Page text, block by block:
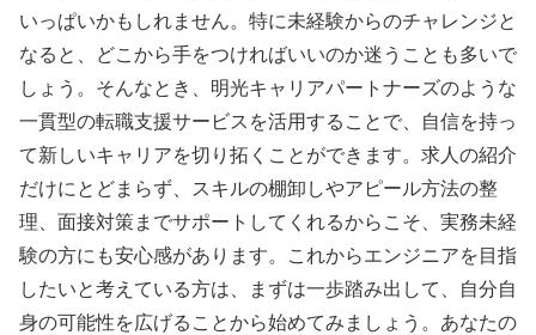
いっぱいかもしれません。特に未経験からのチャレンジと
なると、どこから手をつければいいのか迷うことも多いで
しょう。そんなとき、明光キャリアパートナーズのような
一貫型の転職支援サービスを活用することで、自信を持っ
て新しいキャリアを切り拓くことができます。求人の紹介
だけにとどまらず、スキルの棚卸しやアピール方法の整
理、面接対策までサポートしてくれるからこそ、実務未経
験の方にも安心感があります。これからエンジニアを目指
したいと考えている方は、まずは一歩踏み出して、自分自
身の可能性を広げることから始めてみましょう。あなたの